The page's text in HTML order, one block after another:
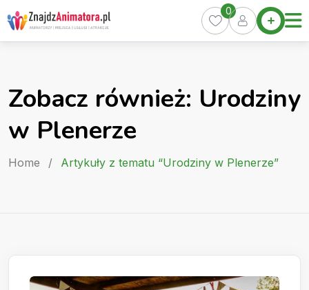
Skip
to
content
Home
Oferty
Pakiety
0
Zobacz również: Urodziny
w Plenerze
Home / Artykuły z tematu “Urodziny w Plenerze”